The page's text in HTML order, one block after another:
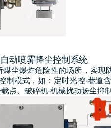
动喷雾降尘控制系统
爆炸危险性的场所，实现
模式，如：定时光控-巷道
点、破碎机-机械扰动扬尘抑制